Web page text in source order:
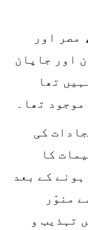
مصر اور
اور جاپان
تھا
تھا۔
کی
کا
کے بعد
منوّر
تہذیب و